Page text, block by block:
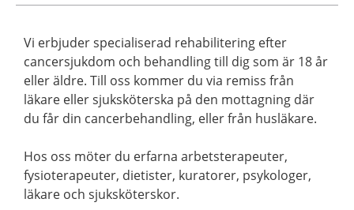
Vi erbjuder specialiserad rehabilitering efter
cancersjukdom och behandling till dig som är 18 år
eller äldre. Till oss kommer du via remiss från
läkare eller sjuksköterska på den mottagning där
du får din cancerbehandling, eller från husläkare.
Hos oss möter du erfarna arbetsterapeuter,
fysioterapeuter, dietister, kuratorer, psykologer,
läkare och sjuksköterskor.